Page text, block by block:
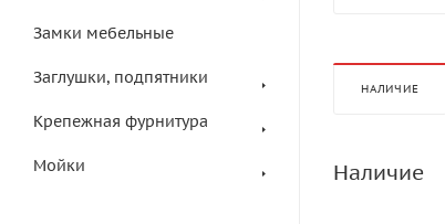
Замки мебельные
Заглушки, подпятники
Крепежная фурнитура
Мойки
НАЛИЧИЕ
Наличие